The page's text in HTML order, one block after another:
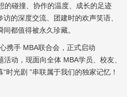
的碰撞、协作的温度、成长的足迹
的深度交流、团建时的欢声笑语、
都值得被永久珍藏。
携手 MBA联合会，正式启动
活动，现面向全体 MBA学员、校友、
时光剧 ”串联属于我们的独家记忆！